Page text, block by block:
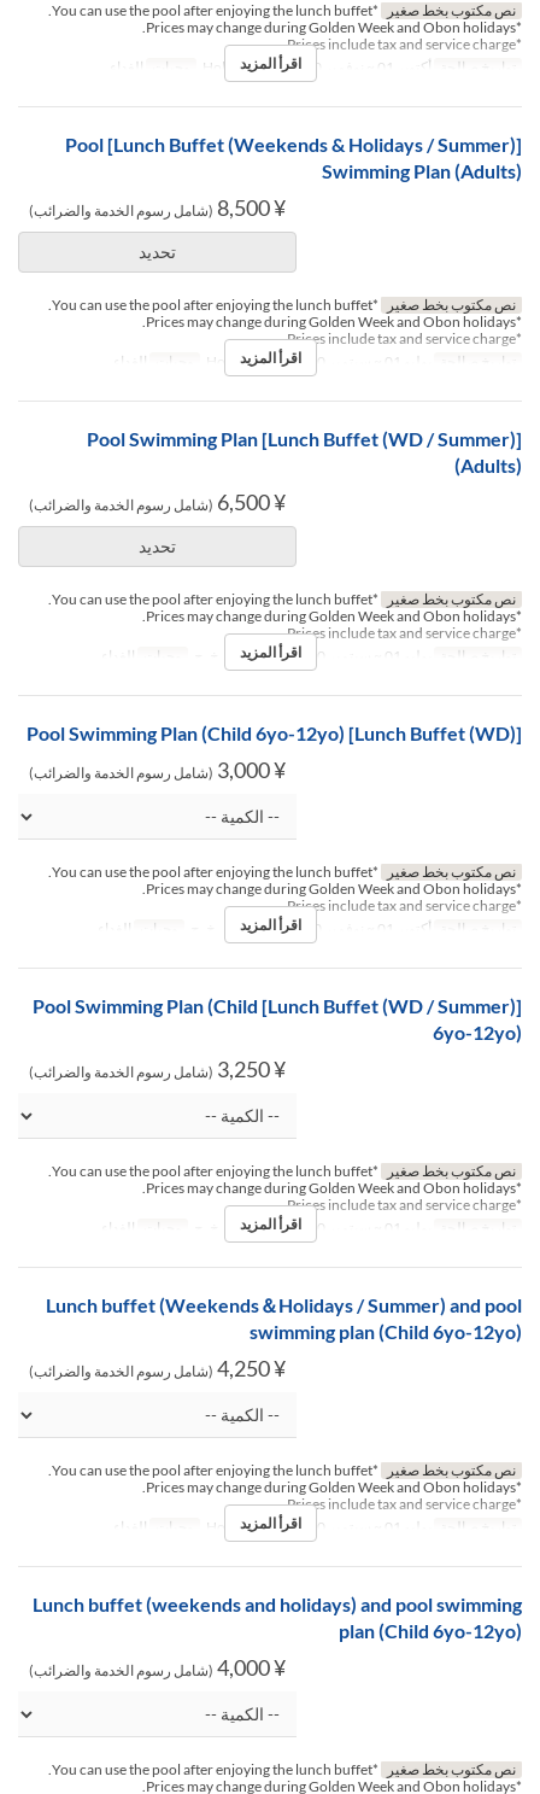
نص مكتوب بخط صغير
*You can use the pool after enjoying the lunch buffet.
*Prices may change during Golden Week and Obon holidays.
*Prices include tax and service charge.
تواريخ صالحة
أكتوبر 01 ~ نوفمبر 30 أيام س, ح, Hol وجبات الغداء اقرأ المزيد
[Lunch Buffet (Weekends & Holidays / Summer)] Pool
Swimming Plan (Adults)
¥ 8,500 (شامل رسوم الخدمة والضرائب)
تحديد
نص مكتوب بخط صغير
*You can use the pool after enjoying the lunch buffet.
*Prices may change during Golden Week and Obon holidays.
*Prices include tax and service charge.
تواريخ صالحة
أيام س, ح, Hol وجبات الغداء اقرأ المزيد
[Lunch Buffet (WD / Summer)] Pool Swimming Plan
(Adults)
¥ 6,500 (شامل رسوم الخدمة والضرائب)
تحديد
نص مكتوب بخط صغير
*You can use the pool after enjoying the lunch buffet.
*Prices may change during Golden Week and Obon holidays.
*Prices include tax and service charge.
تواريخ صالحة
أيام ن, ث, ر, خ, ج وجبات الغداء اقرأ المزيد
[Lunch Buffet (WD)] Pool Swimming Plan (Child 6yo-12yo)
¥ 3,000 (شامل رسوم الخدمة والضرائب)
نص مكتوب بخط صغير
*You can use the pool after enjoying the lunch buffet.
*Prices may change during Golden Week and Obon holidays.
*Prices include tax and service charge.
تواريخ صالحة
أكتوبر 01 ~ نوفمبر 30 أيام ن, ث, ر, خ, ج وجبات الغداء اقرأ المزيد
[Lunch Buffet (WD / Summer)] Pool Swimming Plan (Child
6yo-12yo)
¥ 3,250 (شامل رسوم الخدمة والضرائب)
نص مكتوب بخط صغير
*You can use the pool after enjoying the lunch buffet.
*Prices may change during Golden Week and Obon holidays.
*Prices include tax and service charge.
تواريخ صالحة
أيام ن, ث, ر, خ, ج وجبات الغداء اقرأ المزيد
Lunch buffet (Weekends＆Holidays / Summer) and pool
swimming plan (Child 6yo-12yo)
¥ 4,250 (شامل رسوم الخدمة والضرائب)
نص مكتوب بخط صغير
*You can use the pool after enjoying the lunch buffet.
*Prices may change during Golden Week and Obon holidays.
*Prices include tax and service charge.
تواريخ صالحة
أيام س, ح, Hol وجبات الغداء اقرأ المزيد
Lunch buffet (weekends and holidays) and pool swimming
plan (Child 6yo-12yo)
¥ 4,000 (شامل رسوم الخدمة والضرائب)
نص مكتوب بخط صغير
*You can use the pool after enjoying the lunch buffet.
*Prices may change during Golden Week and Obon holidays.